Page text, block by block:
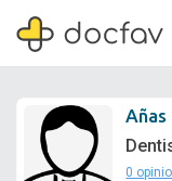
Añas
0